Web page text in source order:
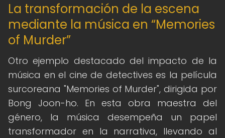
La transformación de la escena
mediante la música en “Memories
of Murder”
Otro ejemplo destacado del impacto de la
música en el cine de detectives es la película
surcoreana "Memories of Murder", dirigida por
Bong Joon-ho. En esta obra maestra del
género, la música desempeña un papel
transformador en la narrativa, llevando al